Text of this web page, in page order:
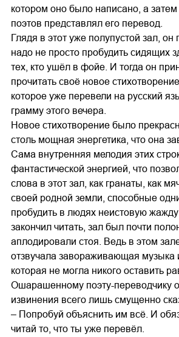
котором оно было написано, а затем
поэтов представлял его перевод.
Глядя в этот уже полупустой зал,
надо не просто пробудить сидящих
тех, кто ушёл в фойе. И тогда он
прочитать своё новое
которое уже перевели на русский
грамму этого вечера.
Новое стихотворение было
столь мощная энергетика, что она
Сама внутренняя мелодия этих
фантастической энергией, что
слова в этот зал, как гранаты, как
своей родной земли, способные
пробудить в людях неистовую
закончил читать, зал был почти
аплодировали стоя. Ведь в этом
отзвучала завораживающая музыка
которая не могла никого оставить
Ошарашенному поэту-переводчику
извинения всего лишь смущенно
– Попробуй объяснить им всё. И
читай то, что ты уже перевёл.